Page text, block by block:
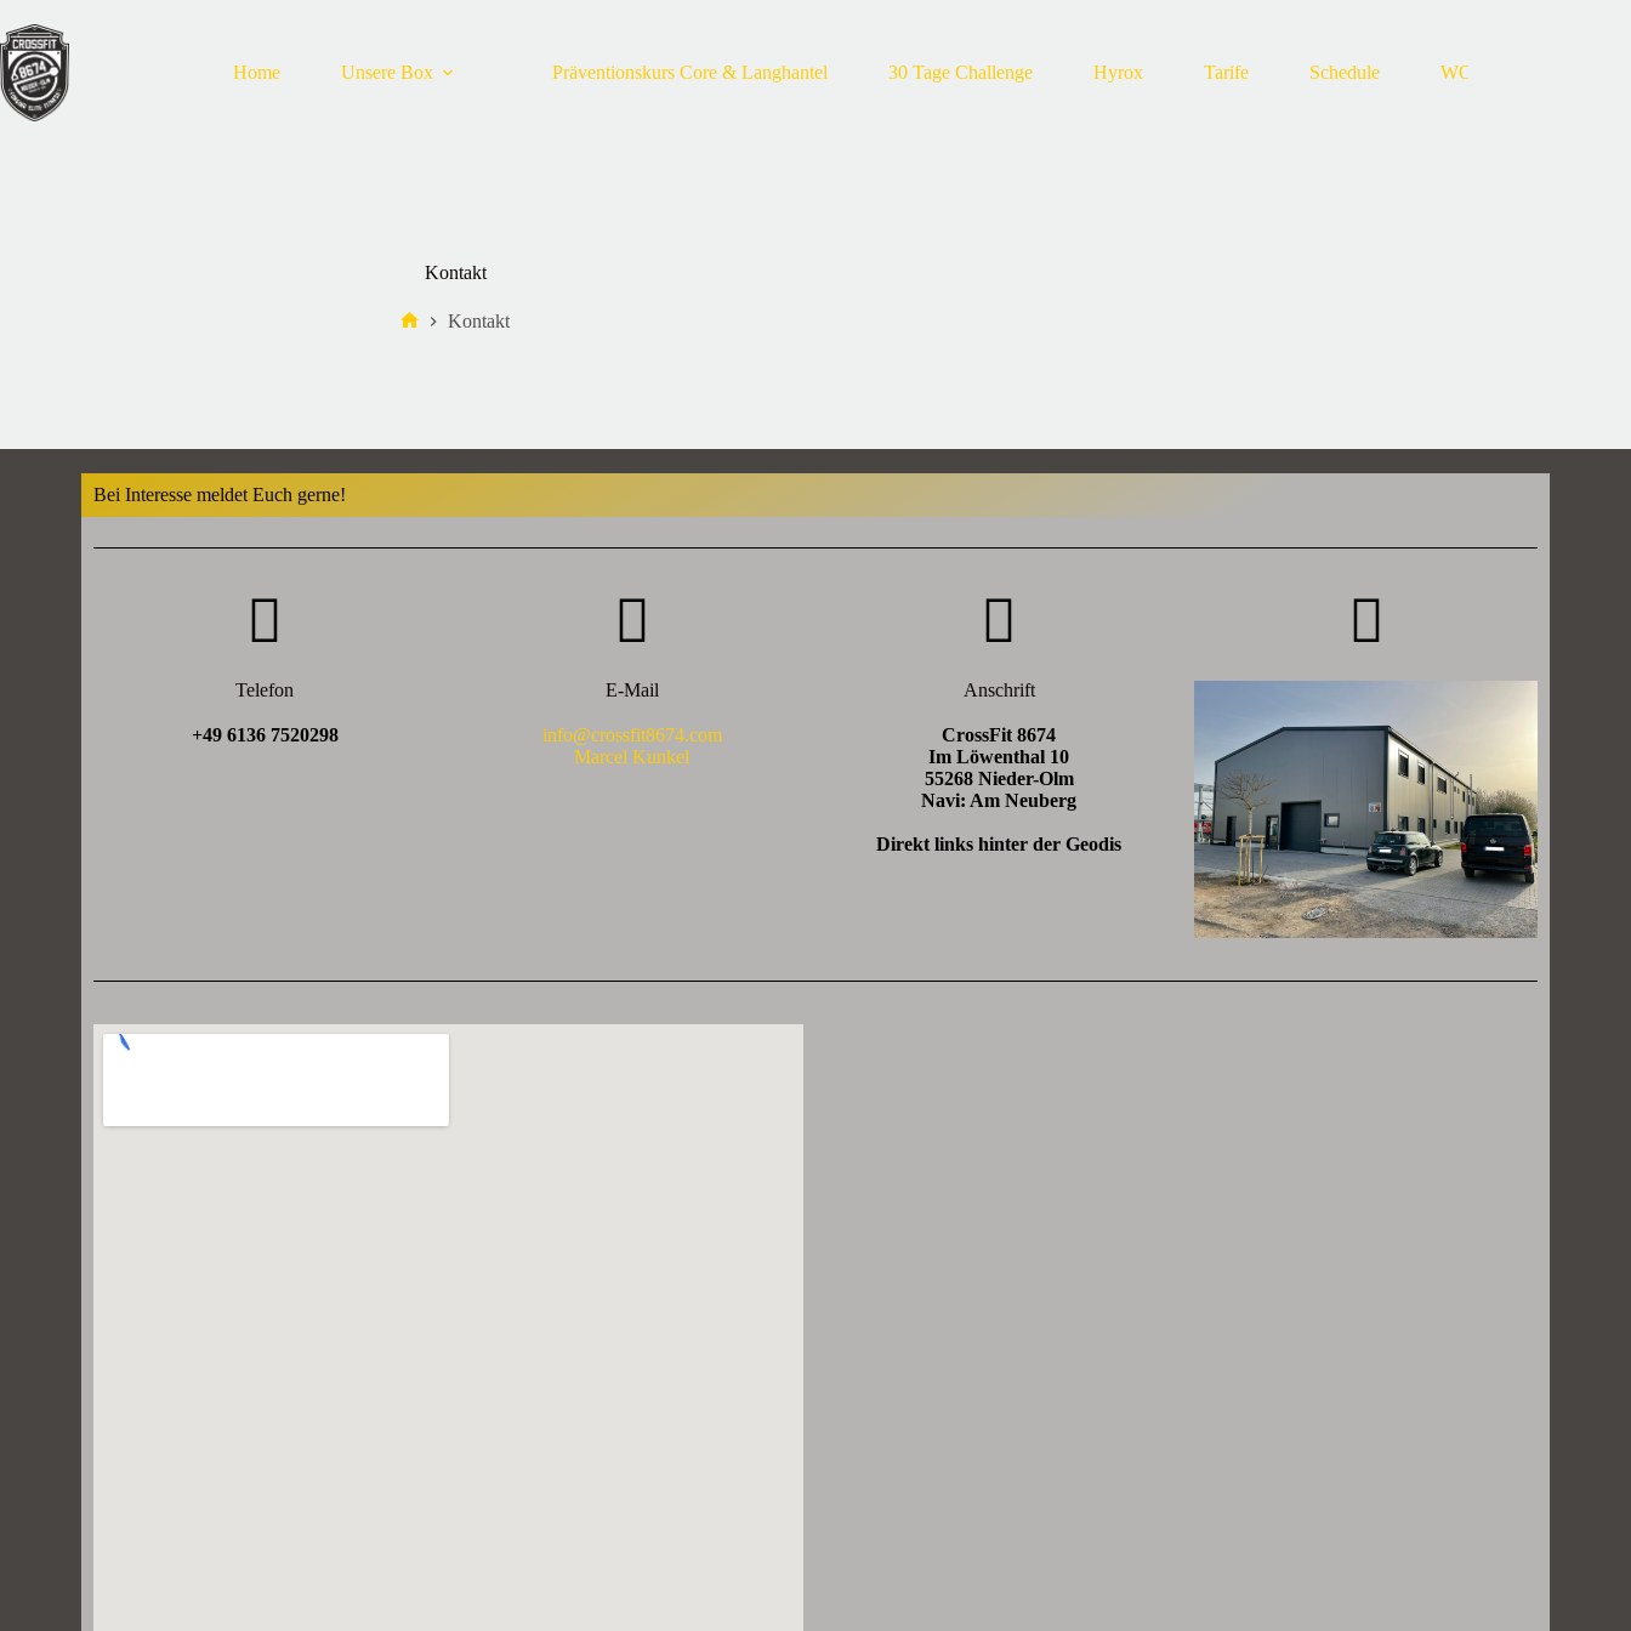
Home Unsere Box Präventionskurs Core & Langhantel 30 Tage Challenge Hyrox Tarife Schedule WOD
Kontakt
Kontakt
Bei Interesse meldet Euch gerne!
Telefon
+49 6136 7520298
E-Mail
info@crossfit8674.com
Marcel Kunkel
Anschrift
CrossFit 8674
Im Löwenthal 10
55268 Nieder-Olm
Navi: Am Neuberg
Direkt links hinter der Geodis